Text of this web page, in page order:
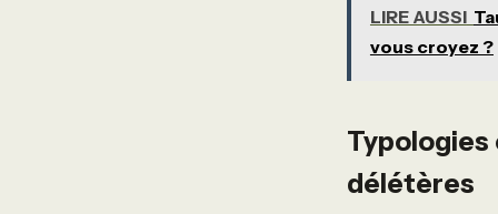
LIRE AUSSI
vous croyez ?
délétères